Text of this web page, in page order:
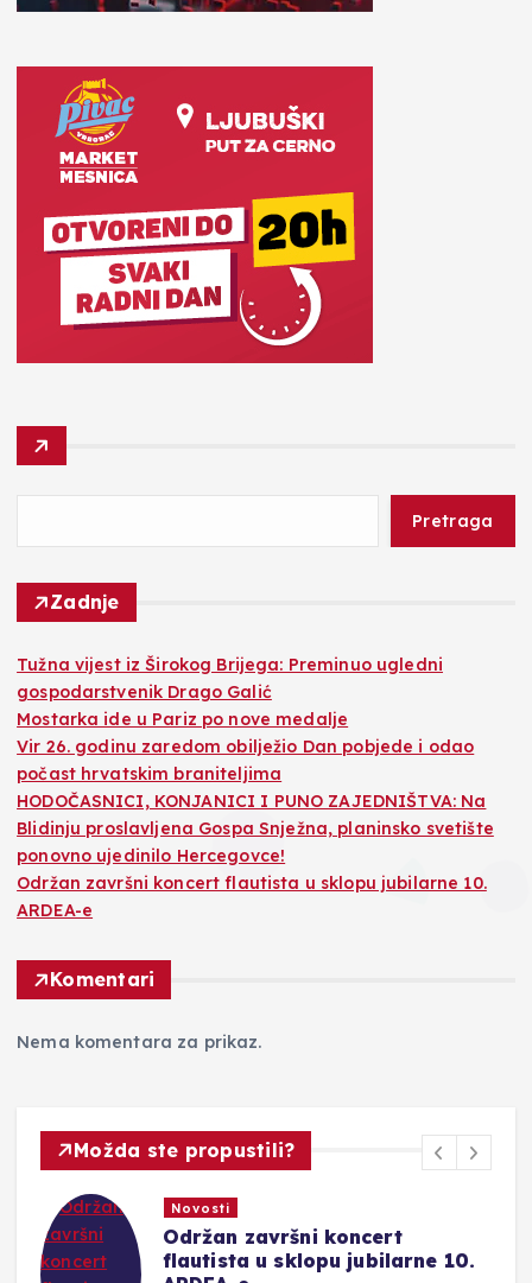
Pretraga
Zadnje
Tužna vijest iz Širokog Brijega: Preminuo ugledni
gospodarstvenik Drago Galić
Mostarka ide u Pariz po nove medalje
Vir 26. godinu zaredom obilježio Dan pobjede i odao
počast hrvatskim braniteljima
HODOČASNICI, KONJANICI I PUNO ZAJEDNIŠTVA: Na
Blidinju proslavljena Gospa Snježna, planinsko svetište
ponovno ujedinilo Hercegovce!
Održan završni koncert flautista u sklopu jubilarne 10.
ARDEA-e
Komentari
Nema komentara za prikaz.
Možda ste propustili?
Novosti
Održan završni koncert
flautista u sklopu jubilarne 10.